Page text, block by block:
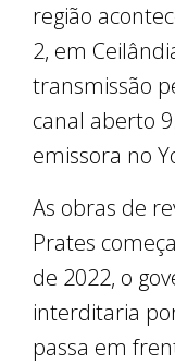
região
2, em
transmissão
canal aberto
emissora no
As obras de
Prates
de 2022, o
interditaria
passa em